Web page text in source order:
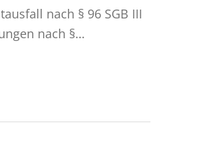
nach § 96 SGB III
nach §…